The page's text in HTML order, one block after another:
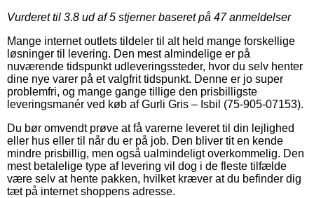
Vurderet til 3.8 ud af 5 stjerner baseret på 47anmeldelser
Mange internet outlets tildeler til alt held mange forskellige
løsninger til levering. Den mest almindelige er på
nuværende tidspunkt udleveringssteder, hvor du selv henter
dine nye varer på et valgfrit tidspunkt. Denne er jo super
problemfri, og mange gange tillige den prisbilligste
leveringsmanér ved køb af Gurli Gris – Isbil (75-905-07153).
Du bør omvendt prøve at få varerne leveret til din lejlighed
eller hus eller til når du er på job. Den bliver tit en kende
mindre prisbillig, men også ualmindeligt overkommelig. Den
mest betalelige type af levering vil dog i de fleste tilfælde
være selv at hente pakken, hvilket kræver at du befinder dig
tæt på internet shoppens adresse.